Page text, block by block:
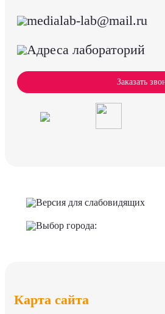
medialab-lab@mail.ru
Адреса лабораторий
Заказать
Версия для слабовидящих
Выбор города:
Карта сайта